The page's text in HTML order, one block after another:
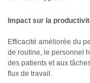
Impact sur la
Efficacité améliorée du
de routine, le personnel
des patients et aux
flux de travail.